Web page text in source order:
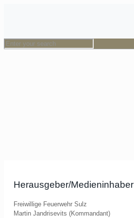
Herausgeber/Medieninhaber
Freiwillige Feuerwehr Sulz
Martin Jandrisevits (Kommandant)